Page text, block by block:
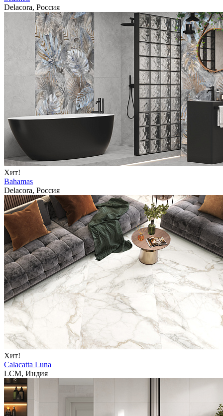
Delacora, Россия
Хит!
Bahamas
Delacora, Россия
Хит!
Calacatta Luna
LCM, Индия